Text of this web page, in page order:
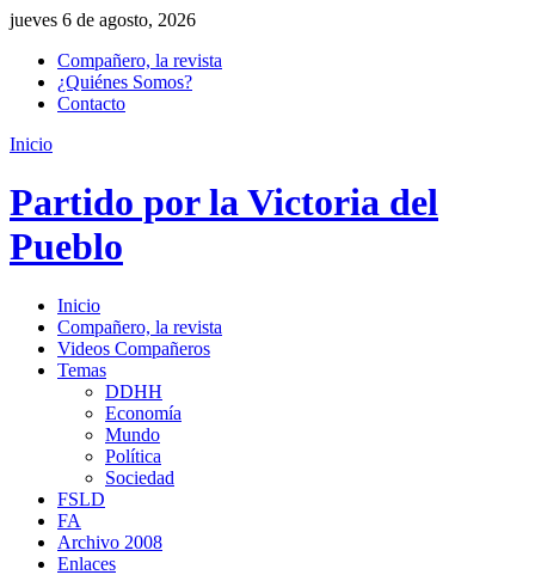
jueves 6 de agosto, 2026
Compañero, la revista
¿Quiénes Somos?
Contacto
Inicio
Partido por la Victoria del
Pueblo
Inicio
Compañero, la revista
Videos Compañeros
Temas
DDHH
Economía
Mundo
Política
Sociedad
FSLD
FA
Archivo 2008
Enlaces